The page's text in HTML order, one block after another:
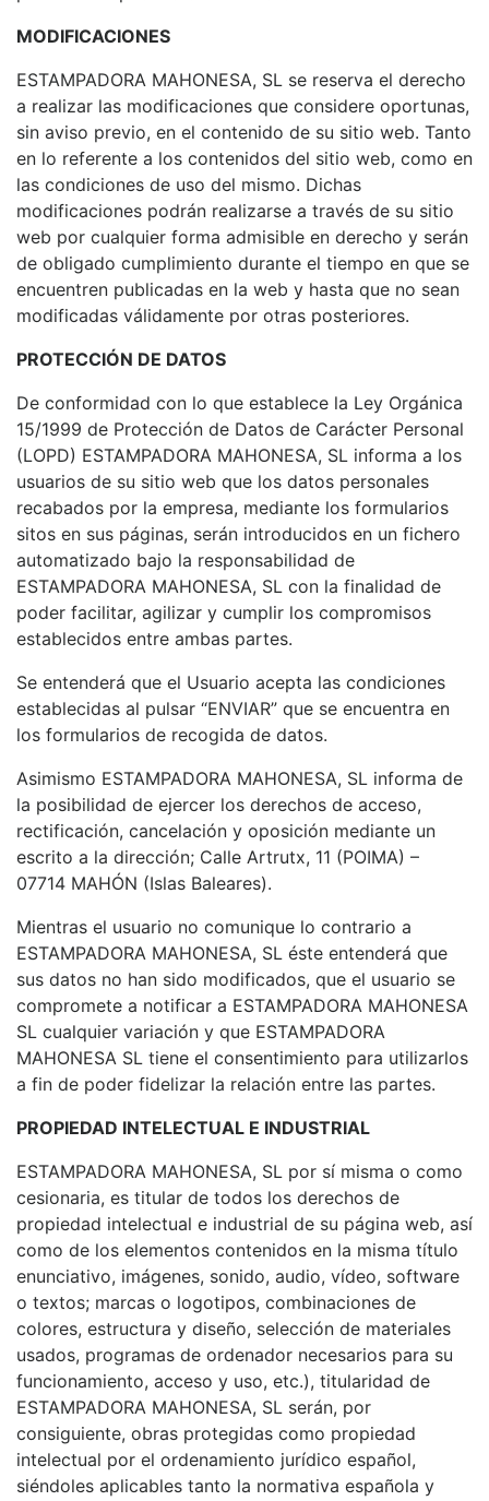
MODIFICACIONES
ESTAMPADORA MAHONESA, SL se reserva el derecho
a realizar las modificaciones que considere oportunas,
sin aviso previo, en el contenido de su sitio web. Tanto
en lo referente a los contenidos del sitio web, como en
las condiciones de uso del mismo. Dichas
modificaciones podrán realizarse a través de su sitio
web por cualquier forma admisible en derecho y serán
de obligado cumplimiento durante el tiempo en que se
encuentren publicadas en la web y hasta que no sean
modificadas válidamente por otras posteriores.
PROTECCIÓN DE DATOS
De conformidad con lo que establece la Ley Orgánica
15/1999 de Protección de Datos de Carácter Personal
(LOPD) ESTAMPADORA MAHONESA, SL informa a los
usuarios de su sitio web que los datos personales
recabados por la empresa, mediante los formularios
sitos en sus páginas, serán introducidos en un fichero
automatizado bajo la responsabilidad de
ESTAMPADORA MAHONESA, SL con la finalidad de
poder facilitar, agilizar y cumplir los compromisos
establecidos entre ambas partes.
Se entenderá que el Usuario acepta las condiciones
establecidas al pulsar “ENVIAR” que se encuentra en
los formularios de recogida de datos.
Asimismo ESTAMPADORA MAHONESA, SL informa de
la posibilidad de ejercer los derechos de acceso,
rectificación, cancelación y oposición mediante un
escrito a la dirección; Calle Artrutx, 11 (POIMA) –
07714 MAHÓN (Islas Baleares).
Mientras el usuario no comunique lo contrario a
ESTAMPADORA MAHONESA, SL éste entenderá que
sus datos no han sido modificados, que el usuario se
compromete a notificar a ESTAMPADORA MAHONESA
SL cualquier variación y que ESTAMPADORA
MAHONESA SL tiene el consentimiento para utilizarlos
a fin de poder fidelizar la relación entre las partes.
PROPIEDAD INTELECTUAL E INDUSTRIAL
ESTAMPADORA MAHONESA, SL por sí misma o como
cesionaria, es titular de todos los derechos de
propiedad intelectual e industrial de su página web, así
como de los elementos contenidos en la misma título
enunciativo, imágenes, sonido, audio, vídeo, software
o textos; marcas o logotipos, combinaciones de
colores, estructura y diseño, selección de materiales
usados, programas de ordenador necesarios para su
funcionamiento, acceso y uso, etc.), titularidad de
ESTAMPADORA MAHONESA, SL serán, por
consiguiente, obras protegidas como propiedad
intelectual por el ordenamiento jurídico español,
siéndoles aplicables tanto la normativa española y